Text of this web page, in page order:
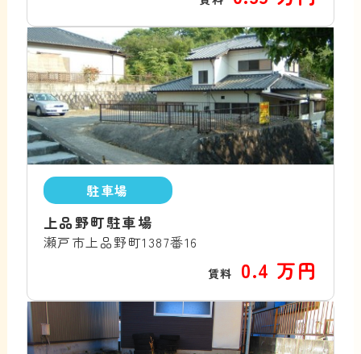
駐車場
上品野町駐車場
瀬戸市上品野町1387番16
賃料 0.4 万円